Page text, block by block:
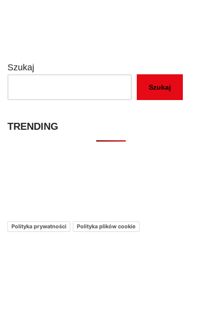
Szukaj
Szukaj
TRENDING
Polityka prywatności Polityka plików cookie